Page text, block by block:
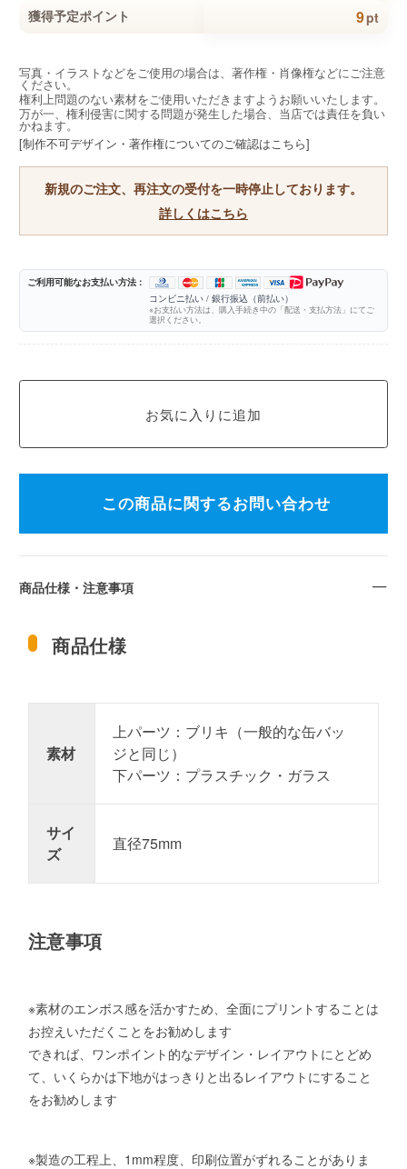
獲得予定ポイント 9pt
写真・イラストなどをご使用の場合は、著作権・肖像権などにご注意
ください。
権利上問題のない素材をご使用いただきますようお願いいたします。
万が一、権利侵害に関する問題が発生した場合、当店では責任を負い
かねます。
[制作不可デザイン・著作権についてのご確認はこちら]
新規のご注文、再注文の受付を一時停止しております。
詳しくはこちら
ご利用可能なお支払い方法 :
コンビニ払い / 銀行振込（前払い）
※お支払い方法は、購入手続き中の「配送・支払方法」にてご
選択ください。
この商品に関するお問い合わせ
商品仕様・注意事項
商品仕様
素材
上パーツ：ブリキ（一般的な缶バッ
ジと同じ）
下パーツ：プラスチック・ガラス
サイ
ズ
直径75mm
注意事項
※素材のエンボス感を活かすため、全面にプリントすることは
お控えいただくことをお勧めします
できれば、ワンポイント的なデザイン・レイアウトにとどめ
て、いくらかは下地がはっきりと出るレイアウトにすること
をお勧めします
※製造の工程上、1mm程度、印刷位置がずれることがありま